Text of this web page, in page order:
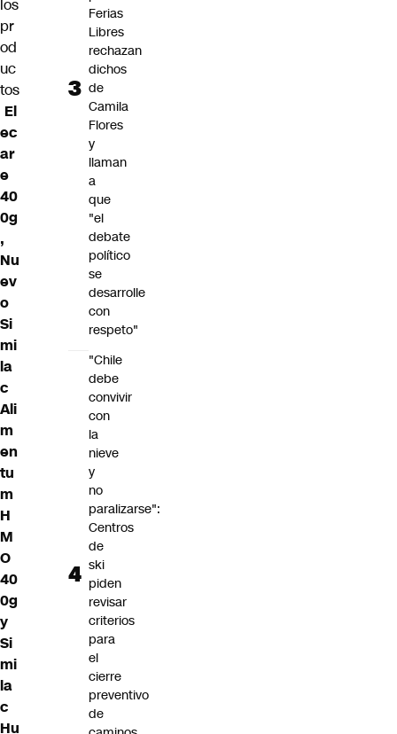
los
pr
od
uc
tos
El
ec
ar
e
40
0g
,
Nu
ev
o
Si
mi
la
c
Ali
m
en
tu
m
H
M
O
40
0g
y
Si
mi
la
c
Hu
Ferias
Libres
rechazan
dichos
de
Camila
Flores
y
llaman
a
que
"el
debate
político
se
desarrolle
con
respeto"
"Chile
debe
convivir
con
la
nieve
y
no
paralizarse":
Centros
de
ski
piden
revisar
criterios
para
el
cierre
preventivo
de